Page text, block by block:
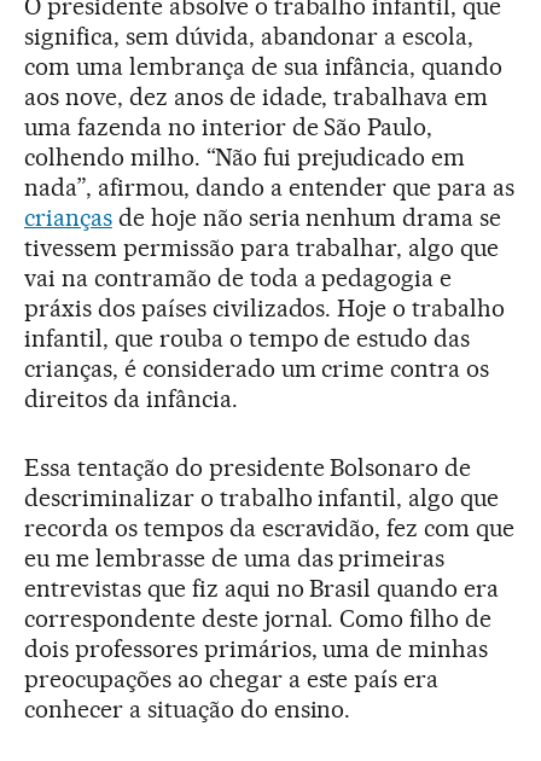
significa, sem dúvida, abandonar a escola,
com uma lembrança de sua infância, quando
aos nove, dez anos de idade, trabalhava em
uma fazenda no interior de São Paulo,
colhendo milho. “Não fui prejudicado em
nada”, afirmou, dando a entender que para as
criançasde hoje não seria nenhum drama se
tivessem permissão para trabalhar, algo que
vai na contramão de toda a pedagogia e
práxis dos países civilizados. Hoje o trabalho
infantil, que rouba o tempo de estudo das
crianças, é considerado um crime contra os
direitos da infância.
Essa tentação do presidente Bolsonaro de
descriminalizar o trabalho infantil, algo que
recorda os tempos da escravidão, fez com que
eu me lembrasse de uma das primeiras
entrevistas que fiz aqui no Brasil quando era
correspondente deste jornal. Como filho de
dois professores primários, uma de minhas
preocupações ao chegar a este país era
conhecer a situação do ensino.